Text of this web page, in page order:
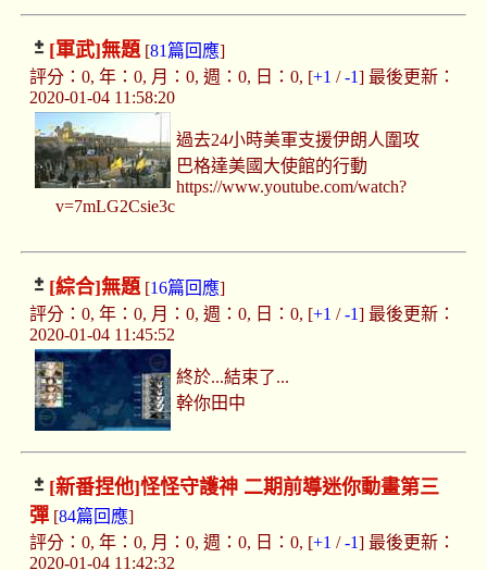
[軍武]無題[81篇回應]
評分：0, 年：0, 月：0, 週：0, 日：0, [+1 /-1] 最後更新：
2020-01-04 11:58:20
過去24小時美軍支援伊朗人圍攻
巴格達美國大使館的行動
https://www.youtube.com/watch?
v=7mLG2Csie3c
[綜合]無題[16篇回應]
評分：0, 年：0, 月：0, 週：0, 日：0, [+1 /-1] 最後更新：
2020-01-04 11:45:52
終於...結束了...
幹你田中
[新番捏他]怪怪守護神 二期前導迷你動畫第三
彈[84篇回應]
評分：0, 年：0, 月：0, 週：0, 日：0, [+1 /-1] 最後更新：
2020-01-04 11:42:32